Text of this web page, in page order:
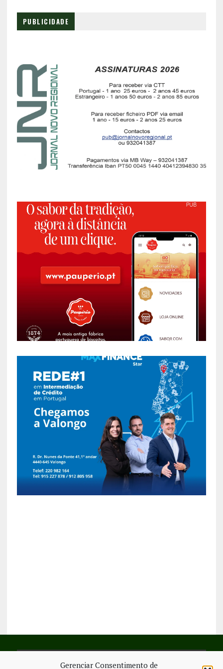
Gerenciar Consentimento de
PUBLICIDADE